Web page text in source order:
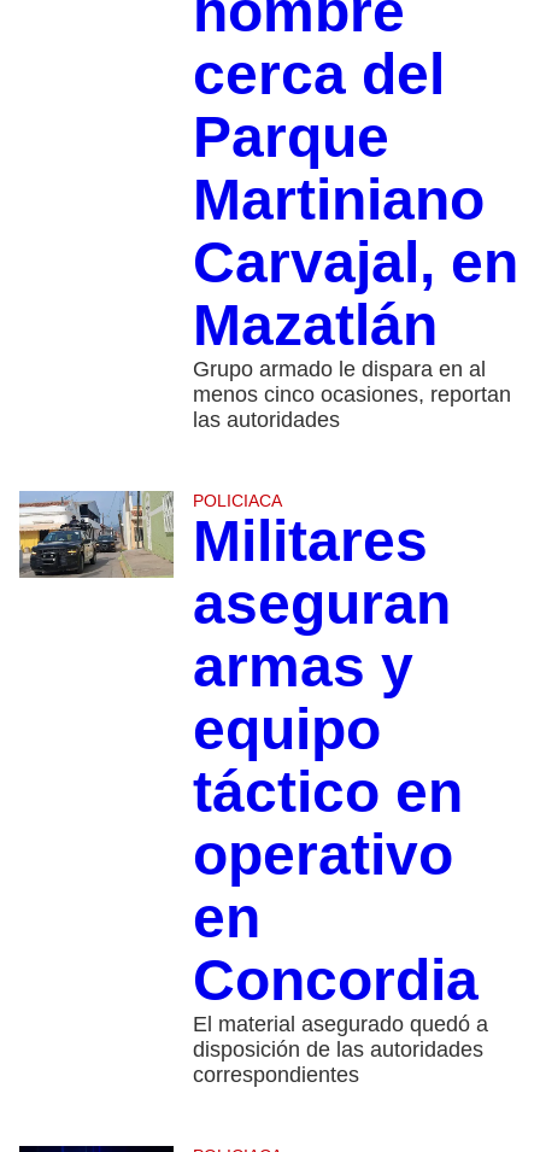
cerca del
Parque
Martiniano
Carvajal, en
Mazatlán
Grupo armado le dispara en al
menos cinco ocasiones, reportan
las autoridades
POLICIACA
Militares
aseguran
armas y
equipo
táctico en
operativo
en
Concordia
El material asegurado quedó a
disposición de las autoridades
correspondientes